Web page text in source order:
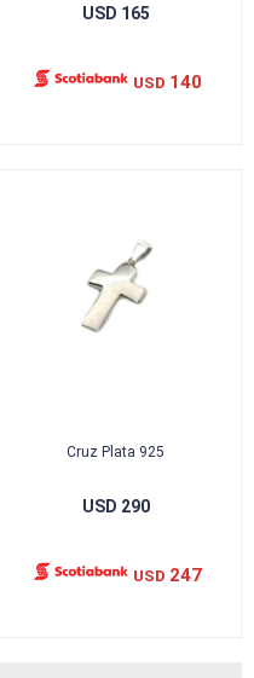
USD 165
USD 140
Cruz Plata 925
USD 290
USD 247